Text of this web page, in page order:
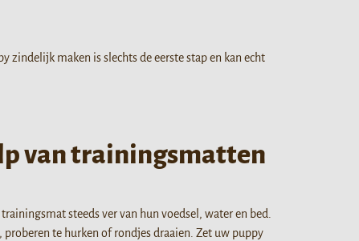
zindelijk maken is slechts de eerste stap en kan echt
van trainingsmatten
steeds ver van hun voedsel, water en bed.
te hurken of rondjes draaien. Zet uw puppy